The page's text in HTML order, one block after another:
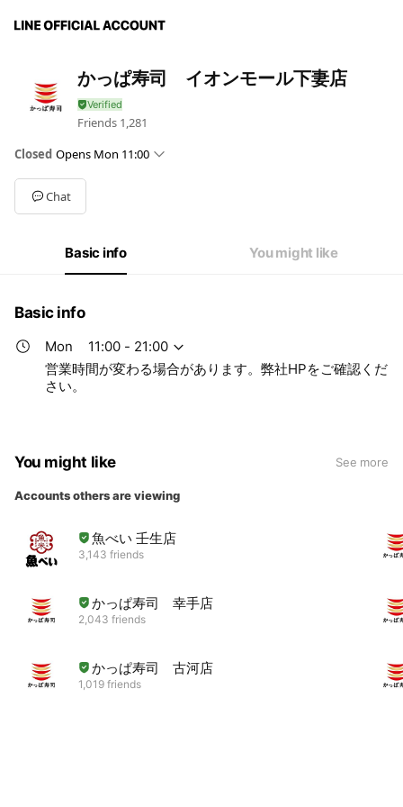
かっぱ寿司 イオンモール下妻店
Friends 1,281
Closed Opens Mon 11:00
Mon11:00 - 21:00
Tue11:00 - 21:00
Wed
11:00 - 21:00
11:00 - 21:00
10:00 - 21:00
10:00 - 21:00
Chat
Basic info You might like
Basic info
Mon
11:00 - 21:00
営業時間が変わる場合があります。弊社HPをご確認くだ
さい。
You might like See more
Accounts others are viewing
魚べい 壬生店
3,143 friends
かっぱ寿司 幸手店
2,043 friends
かっぱ寿司 古河店
1,019 friends